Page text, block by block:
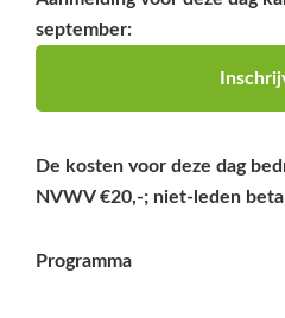
september:
De kosten voor deze dag
NVWV €20,-; niet-leden
Programma